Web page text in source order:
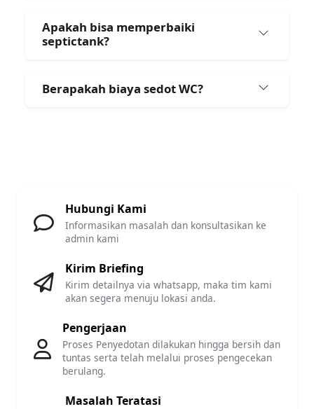
Apakah bisa memperbaiki
septictank?
Berapakah biaya sedot WC?
Hubungi Kami
Informasikan masalah dan konsultasikan ke
admin kami
Kirim Briefing
Kirim detailnya via whatsapp, maka tim kami
akan segera menuju lokasi anda.
Pengerjaan
Proses Penyedotan dilakukan hingga bersih dan
tuntas serta telah melalui proses pengecekan
berulang.
Masalah Teratasi